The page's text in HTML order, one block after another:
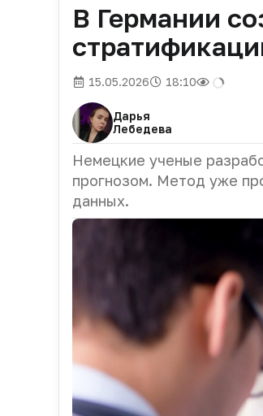
В Германии
15.05.2026 18:10
Дарья
Лебедева
Немецкие ученые
прогнозом. Метод уже
данных.